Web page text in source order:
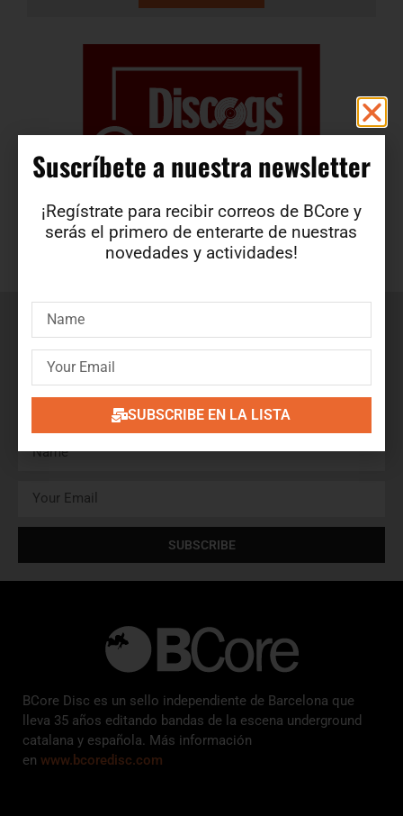
Suscríbete a nuestra newsletter
¡Regístrate para recibir correos de BCore y obtén en
primicia detalles de nuevos productos, ofertas, contenido
exclusivo, eventos y mucho más!
SUBSCRIBE
BCore Disc es un sello independiente de Barcelona que
lleva 35 años editando bandas de la escena underground
catalana y española. Más información
en www.bcoredisc.com
Suscríbete a nuestra newsletter​
¡Regístrate para recibir correos de BCore y
serás el primero de enterarte de nuestras
novedades y actividades!
SUBSCRIBE EN LA LISTA